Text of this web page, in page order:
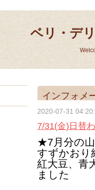
ベリ・デ
インフォメ
2020-07-31
7/31(金)日替
★7月分の
すずかおり
紅大豆、青
ました